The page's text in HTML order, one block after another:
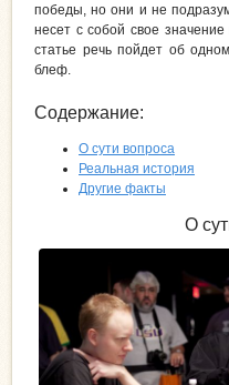
победы, но они и не
несет с собой свое
статье речь пойдет об
блеф.
Содержание:
О сути вопроса
Реальная история
Другие факты
О